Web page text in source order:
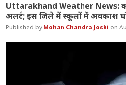
Uttarakhand Weather News:
अलर्ट; इस जिले में स्कूलों में अवकाश
Mohan Chandra Joshi